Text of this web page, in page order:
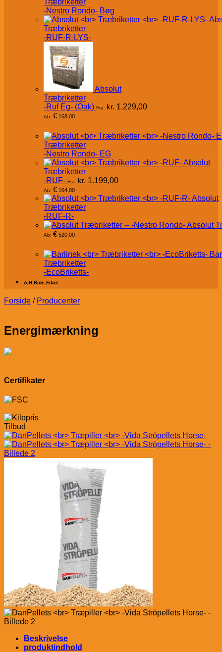
-Nestro Rondo- Bøg
Træbriketter
-RUF-R-LYS-
Absolut
Træbriketter
-Ruf Eg- (Oak) Fra: kr. 1.229,00
Ab: € 168,00
Træbriketter
-Nestro Rondo- EG
Absolut
Træbriketter
-RUF- Fra: kr. 1.199,00
Ab: € 164,00
Absolut
Træbriketter
-RUF-R-
Absolut
Ab: € 520,00
Træbriketter
-EcoBriketts-
A-H Ride Fibre
Forside / Producenter
Energimærkning
Certifikater
Tilbud
Beskrivelse
produktindhold